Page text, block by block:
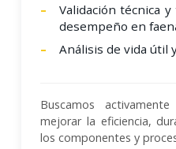
Validación técnica
desempeño en
Análisis de vida útil
Buscamos
mejorar la eficiencia,
los componentes y